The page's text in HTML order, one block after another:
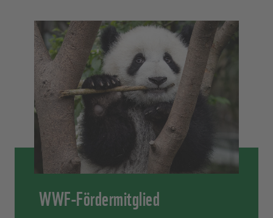
WWF-Fördermitglied